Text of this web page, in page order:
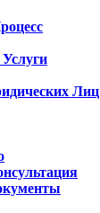
Лиц